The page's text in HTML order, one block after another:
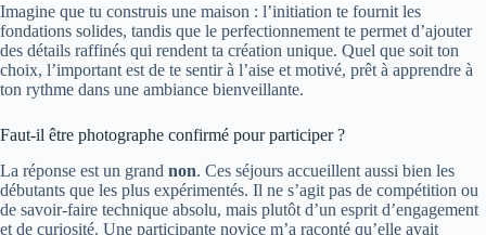
Imagine que tu construis une maison : l’initiation te fournit les
fondations solides, tandis que le perfectionnement te permet d’ajouter
des détails raffinés qui rendent ta création unique. Quel que soit ton
choix, l’important est de te sentir à l’aise et motivé, prêt à apprendre à
ton rythme dans une ambiance bienveillante.
Faut-il être photographe confirmé pour participer ?
La réponse est un grand non. Ces séjours accueillent aussi bien les
débutants que les plus expérimentés. Il ne s’agit pas de compétition ou
de savoir-faire technique absolu, mais plutôt d’un esprit d’engagement
et de curiosité. Une participante novice m’a raconté qu’elle avait